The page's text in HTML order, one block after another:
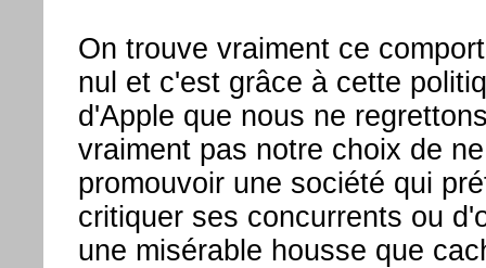
On trouve vraiment ce
nul et c'est grâce à cette
d'Apple que nous ne
vraiment pas notre choix de
promouvoir une société qui
critiquer ses concurrents ou
une misérable housse que